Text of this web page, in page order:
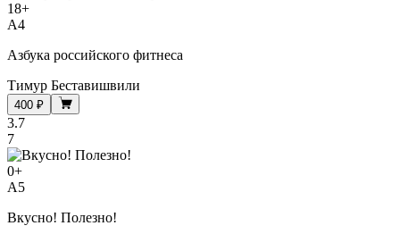
18+
A4
Азбука российского фитнеса
Тимур Беставишвили
400 ₽
3.7
7
0+
A5
Вкусно! Полезно!